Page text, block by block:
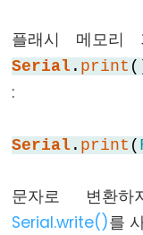
Data
Types
배
열
boolean
byte
플래시 메모리
Serial . print
:
Serial . print (
문자로 변환
Serial.write()를